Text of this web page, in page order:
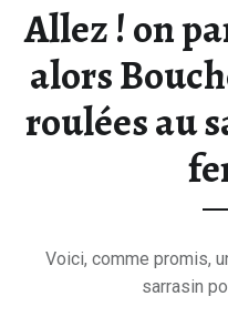
Allez ! on
alors
roulées au
Voici, comme promis,
sarrasin